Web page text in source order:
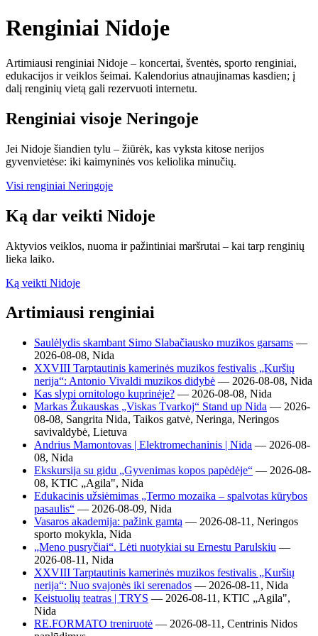
Renginiai Nidoje
Artimiausi renginiai Nidoje – koncertai, šventės, sporto renginiai,
edukacijos ir veiklos šeimai. Kalendorius atnaujinamas kasdien; į
dalį renginių vietą gali rezervuoti internetu.
Renginiai visoje Neringoje
Jei Nidoje šiandien tylu – žiūrėk, kas vyksta kitose nerijos
gyvenvietėse: iki kaimyninės vos keliolika minučių.
Visi renginiai Neringoje
Ką dar veikti Nidoje
Aktyvios veiklos, nuoma ir pažintiniai maršrutai – kai tarp renginių
lieka laiko.
Ką veikti Nidoje
Artimiausi renginiai
Saulėlydis skambant Simo Slabačiausko muzikos garsams —
2026-08-08, Nida
XXVIII Tarptautinis kamerinės muzikos festivalis „Kuršių
nerija“: Antonio Vivaldi muzikos didybė — 2026-08-08, Nida
Kas slypi ornitologo kuprinėje? — 2026-08-08, Nida
Markas Žukauskas „Viskas Tvarkoj“ Stand up Nida — 2026-
08-08, Sangrita Nida, Taikos gatvė, Neringa, Neringos
savivaldybė, Lietuva
Andrius Mamontovas | Elektromechaninis | Nida — 2026-08-
08, Nida
Ekskursija su gidu „Gyvenimas kopos papėdėje“ — 2026-08-
08, KTIC „Agila", Nida
Edukacinis užsiėmimas „Termo mozaika – spalvotas kūrybos
pasaulis“ — 2026-08-09, Nida
Vasaros akademija: pažink gamtą — 2026-08-11, Neringos
sporto mokykla, Nida
„Meno pusryčiai“. Lėti nuotykiai su Ernestu Parulskiu —
2026-08-11, Nida
XXVIII Tarptautinis kamerinės muzikos festivalis „Kuršių
nerija“: Nuo svajonės iki serenados — 2026-08-11, Nida
Keistuolių teatras | TRYS — 2026-08-11, KTIC „Agila",
Nida
RE.FORMATO treniruotė — 2026-08-11, Centrinis Nidos